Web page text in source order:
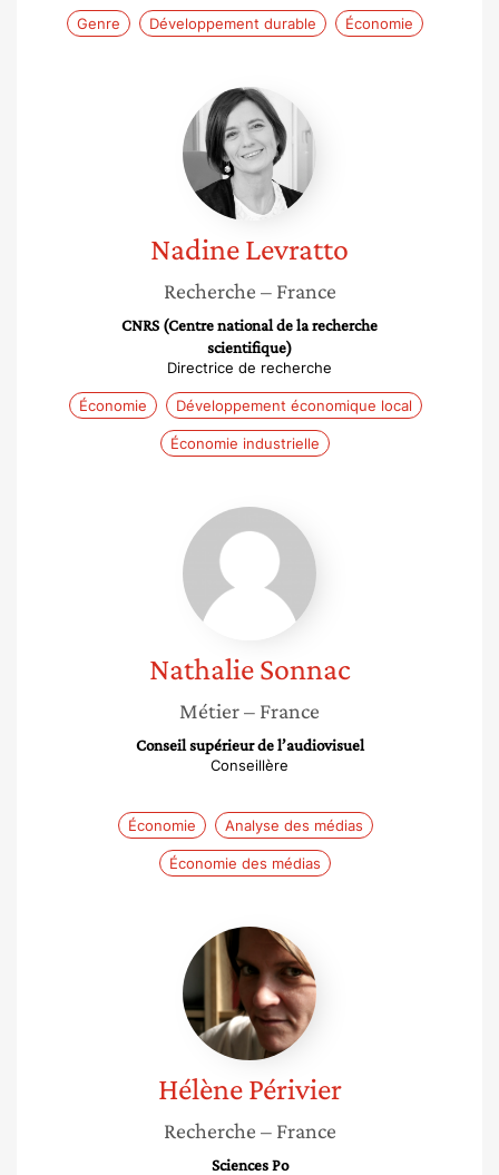
Genre Développement durable Économie
Nadine
Levratto
NadineLevratto
Recherche – France
CNRS (Centre national de la recherche
scientifique)
Directrice de recherche
Économie Développement économique local
Économie industrielle
Nathalie
Sonnac
Nathalie Sonnac
Métier– France
Conseil supérieur de l’audiovisuel
Conseillère
Économie Analyse des médias
Économie des médias
Hélène
Périvier
Hélène Périvier
Recherche – France
Sciences Po